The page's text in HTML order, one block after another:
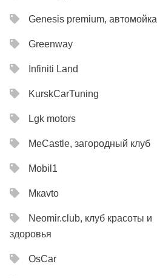
Genesis premium, автомойка
Greenway
Infiniti Land
KurskCarTuning
Lgk motors
MeCastle, загородный клуб
Mobil1
Mкavto
Neomir.club, клуб красоты и
здоровья
OsCar